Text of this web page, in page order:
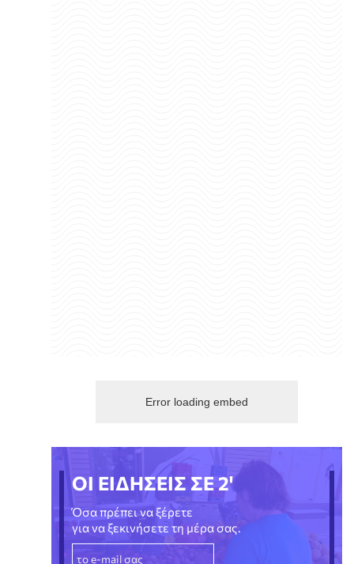
Error loading embed
ΟΙ ΕΙΔΗΣΕΙΣ ΣΕ 2'
Όσα πρέπει να ξέρετε
για να ξεκινήσετε τη μέρα σας.